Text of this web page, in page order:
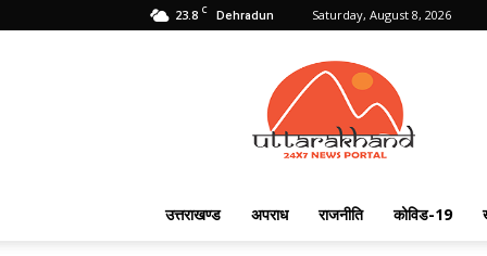
23.8 C Dehradun Saturday, August 8, 2026
Uttarakhand
24X7
उत्तराखण्ड अपराध राजनीति कोविड-19